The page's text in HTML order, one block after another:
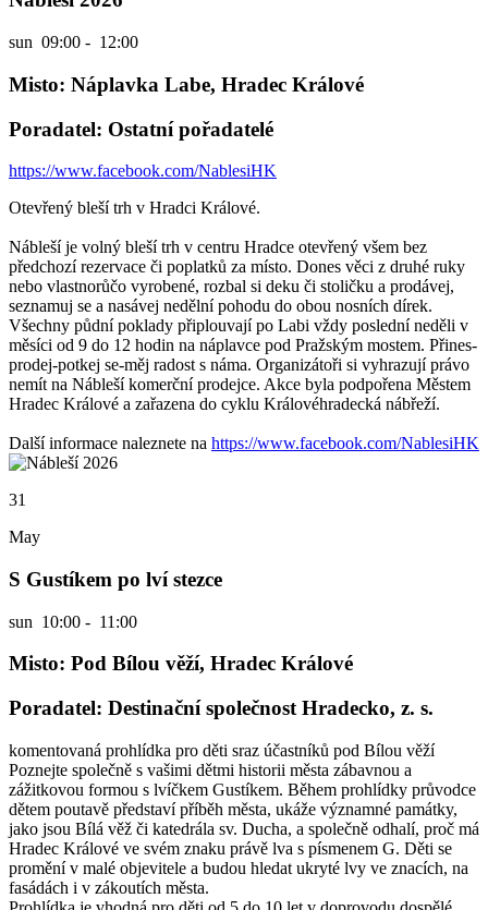
sun 09:00 - 12:00
Misto: Náplavka Labe, Hradec Králové
Poradatel: Ostatní pořadatelé
https://www.facebook.com/NablesiHK
Otevřený bleší trh v Hradci Králové.
Nábleší je volný bleší trh v centru Hradce otevřený všem bez
předchozí rezervace či poplatků za místo. Dones věci z druhé ruky
nebo vlastnorůčo vyrobené, rozbal si deku či stoličku a prodávej,
seznamuj se a nasávej nedělní pohodu do obou nosních dírek.
Všechny půdní poklady připlouvají po Labi vždy poslední neděli v
měsíci od 9 do 12 hodin na náplavce pod Pražským mostem. Přines-
prodej-potkej se-měj radost s náma. Organizátoři si vyhrazují právo
nemít na Nábleší komerční prodejce. Akce byla podpořena Městem
Hradec Králové a zařazena do cyklu Královéhradecká nábřeží.
Další informace naleznete na https://www.facebook.com/NablesiHK
31
May
S Gustíkem po lví stezce
sun 10:00 - 11:00
Misto: Pod Bílou věží, Hradec Králové
Poradatel: Destinační společnost Hradecko, z. s.
komentovaná prohlídka pro děti sraz účastníků pod Bílou věží
Poznejte společně s vašimi dětmi historii města zábavnou a
zážitkovou formou s lvíčkem Gustíkem. Během prohlídky průvodce
dětem poutavě představí příběh města, ukáže významné památky,
jako jsou Bílá věž či katedrála sv. Ducha, a společně odhalí, proč má
Hradec Králové ve svém znaku právě lva s písmenem G. Děti se
promění v malé objevitele a budou hledat ukryté lvy ve znacích, na
fasádách i v zákoutích města.